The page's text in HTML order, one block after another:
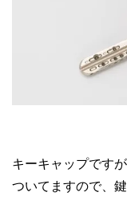
キーキャップです
ついてますので、